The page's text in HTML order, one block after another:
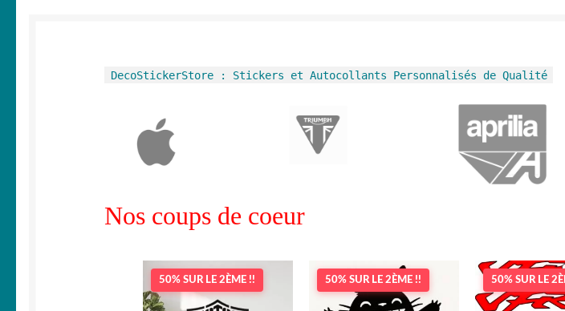
DecoStickerStore : Stickers et Autocollants Personnalisés de Qualité
Nos coups de coeur
50% SUR LE 2ÈME !! 50% SUR LE 2ÈME !! 50% SUR LE